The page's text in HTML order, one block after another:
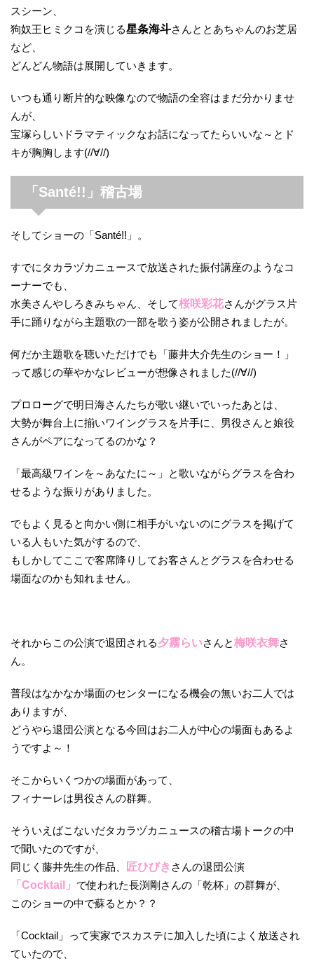
スシーン、
狗奴王ヒミクコを演じる星条海斗さんととあちゃんのお芝居
など、
どんどん物語は展開していきます。
いつも通り断片的な映像なので物語の全容はまだ分かりませ
んが、
宝塚らしいドラマティックなお話になってたらいいな～とド
キが胸胸します(//∀//)
「Santé!!」稽古場
そしてショーの「Santé!!」。
すでにタカラヅカニュースで放送された振付講座のようなコ
ーナーでも、
水美さんやしろきみちゃん、そして桜咲彩花さんがグラス片
手に踊りながら主題歌の一部を歌う姿が公開されましたが。
何だか主題歌を聴いただけでも「藤井大介先生のショー！」
って感じの華やかなレビューが想像されました(//∀//)
プロローグで明日海さんたちが歌い継いでいったあとは、
大勢が舞台上に揃いワイングラスを片手に、男役さんと娘役
さんがペアになってるのかな？
「最高級ワインを～あなたに～」と歌いながらグラスを合わ
せるような振りがありました。
でもよく見ると向かい側に相手がいないのにグラスを掲げて
いる人もいた気がするので、
もしかしてここで客席降りしてお客さんとグラスを合わせる
場面なのかも知れません。
それからこの公演で退団される夕霧らいさんと梅咲衣舞さ
ん。
普段はなかなか場面のセンターになる機会の無いお二人では
ありますが、
どうやら退団公演となる今回はお二人が中心の場面もあるよ
うですよ～！
そこからいくつかの場面があって、
フィナーレは男役さんの群舞。
そういえばこないだタカラヅカニュースの稽古場トークの中
で聞いたのですが、
同じく藤井先生の作品、
匠ひびき さんの退団公演
「Cocktail」 で使われた長渕剛さんの「乾杯」の群舞が、
このショーの中で蘇るとか？？
「Cocktail」って実家でスカステに加入した頃によく放送され
ていたので、